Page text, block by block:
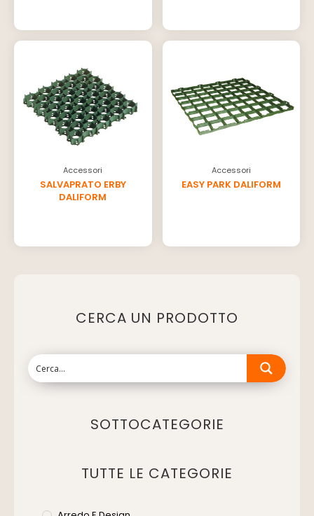
Accessori
SALVAPRATO ERBY
DALIFORM
Accessori
EASY PARK DALIFORM
CERCA UN PRODOTTO
SOTTOCATEGORIE
TUTTE LE CATEGORIE